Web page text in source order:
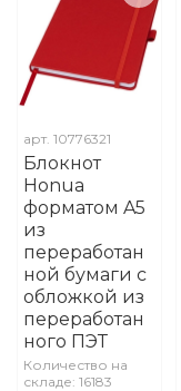
арт. 10776321
Блокнот
Honua
форматом A5
из
переработан
ной бумаги с
обложкой из
переработан
ного ПЭТ
Количество на
складе: 16183